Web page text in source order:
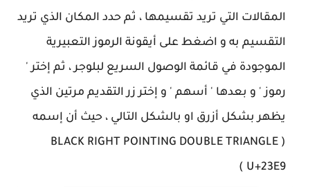
المقالات التي تريد تقسيمها ، ثم حدد المكان الذي تريد
التقسيم به و اضغط على أيقونة الرموز التعبيرية
الموجودة في قائمة الوصول السريع لبلوجر ، ثم إختر '
رموز ' و بعدها ' أسهم ' و إختر زر التقديم مرتين الذي
يظهر بشكل أزرق او بالشكل التالي ، حيث أن إسمه
( BLACK RIGHT POINTING DOUBLE TRIANGLE
U+23E9 )